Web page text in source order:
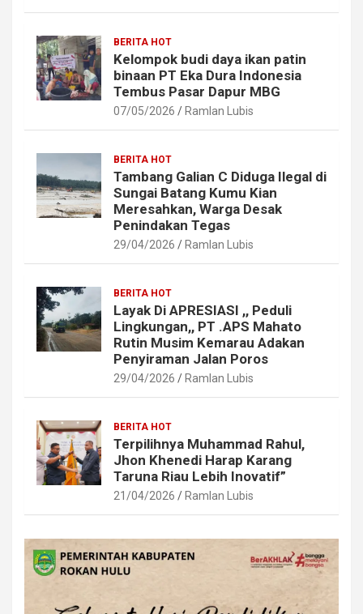
BERITA HOT
Kelompok budi daya ikan patin
binaan PT Eka Dura Indonesia
Tembus Pasar Dapur MBG
07/05/2026 Ramlan Lubis
BERITA HOT
Tambang Galian C Diduga Ilegal di
Sungai Batang Kumu Kian
Meresahkan, Warga Desak
Penindakan Tegas
29/04/2026 Ramlan Lubis
BERITA HOT
Layak Di APRESIASI ,, Peduli
Lingkungan,, PT .APS Mahato
Rutin Musim Kemarau Adakan
Penyiraman Jalan Poros
29/04/2026 Ramlan Lubis
BERITA HOT
Terpilihnya Muhammad Rahul,
Jhon Khenedi Harap Karang
Taruna Riau Lebih Inovatif”
21/04/2026 Ramlan Lubis